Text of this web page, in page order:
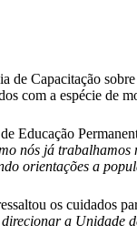
de Capacitação
com a espécie de
Educação
nós já trabalhamos
orientações a
os cuidados
a Unidade